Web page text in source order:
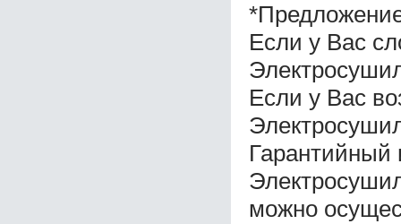
Если у Вас
Если у Вас
Гарантийный
можно